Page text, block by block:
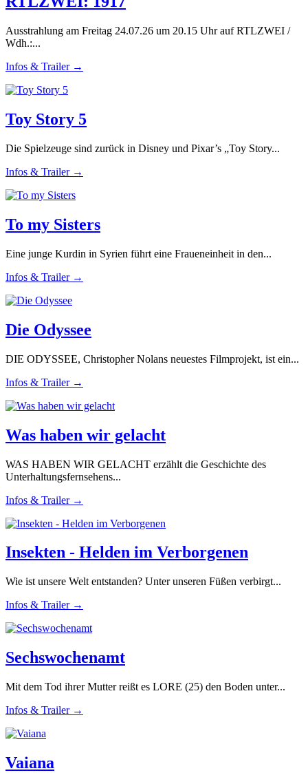
Ausstrahlung am Freitag 24.07.26 um 20.15 Uhr auf RTLZWEI /
Wdh.:...
Infos & Trailer →
Toy Story 5
Die Spielzeuge sind zurück in Disney und Pixar’s „Toy Story...
Infos & Trailer →
To my Sisters
Eine junge Kurdin in Syrien führt eine Fraueneinheit in den...
Infos & Trailer →
Die Odyssee
DIE ODYSSEE, Christopher Nolans neuestes Filmprojekt, ist ein...
Infos & Trailer →
Was haben wir gelacht
WAS HABEN WIR GELACHT erzählt die Geschichte des
Unterhaltungsfernsehens...
Infos & Trailer →
Insekten - Helden im Verborgenen
Wie ist unsere Welt entstanden? Unter unseren Füßen verbirgt...
Infos & Trailer →
Sechswochenamt
Mit dem Tod ihrer Mutter reißt es LORE (25) den Boden unter...
Infos & Trailer →
Vaiana